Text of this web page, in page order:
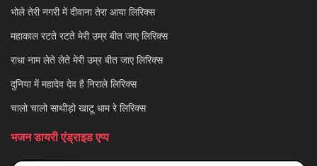
भोले तेरी नगरी में दीवाना तेरा आया लिरिक्स
महाकाल रटते रटते मेरी उम्र बीत जाए लिरिक्स
राधा नाम लेते लेते मेरी उम्र बीत जाए लिरिक्स
दुनिया में महादेव देव है निराले लिरिक्स
चालो चालो साथीड़ो खाटू धाम रे लिरिक्स
भजन डायरी एंड्राइड एप्प